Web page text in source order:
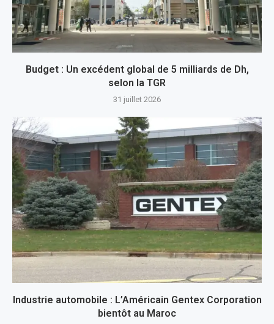
Budget : Un excédent global de 5 milliards de Dh,
selon la TGR
31 juillet 2026
Industrie automobile : L’Américain Gentex Corporation
bientôt au Maroc